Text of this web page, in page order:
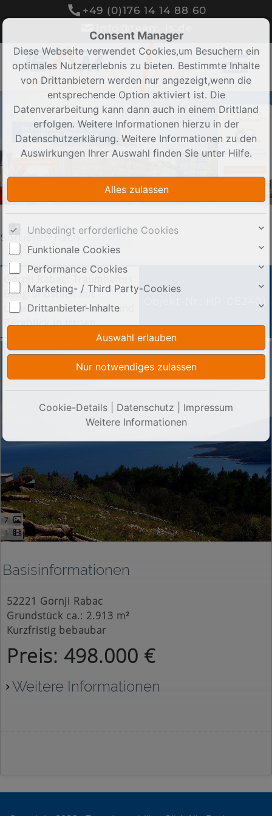
Ihr Immobilienmakler für Ulm,
Neu-Ulm und Umgebung
Wir bieten ausgezeichneten Service rund um die
Immobilie!
Was ist Ihre
Immobilie wert?
Wertermittlung für Ihre
Immobilie. Unverbindlich
und Kostenfrei.
+49 (0)176 14 14 88 60
Sortieren nach Datum ↑
Gornji Rabac: Traumhaftes
Baugrundstück mit
unverbaubarem Meer- und
Bergblick in Istrien
Objekt-Nr.: HR-CE2401
1
7
Basisinformationen
52221 Gornji Rabac
Grundstück ca.: 2.913 m²
Preis: 498.000 €
Kurzfristig bebaubar
Weitere Informationen
Consent Manager
Diese Webseite verwendet Cookies,um Besuchern ein
optimales Nutzererlebnis zu bieten. Bestimmte Inhalte
von Drittanbietern werden nur angezeigt,wenn die
entsprechende Option aktiviert ist. Die
Datenverarbeitung kann dann auch in einem Drittland
erfolgen. Weitere Informationen hierzu in der
Datenschutzerklärung. Weitere Informationen zu den
Auswirkungen Ihrer Auswahl finden Sie unter Hilfe.
Unbedingt erforderliche Cookies
Funktionale Cookies
Performance Cookies
Marketing- / Third Party-Cookies
Drittanbieter-Inhalte
Cookie-Details Datenschutz
Impressum
Weitere Informationen